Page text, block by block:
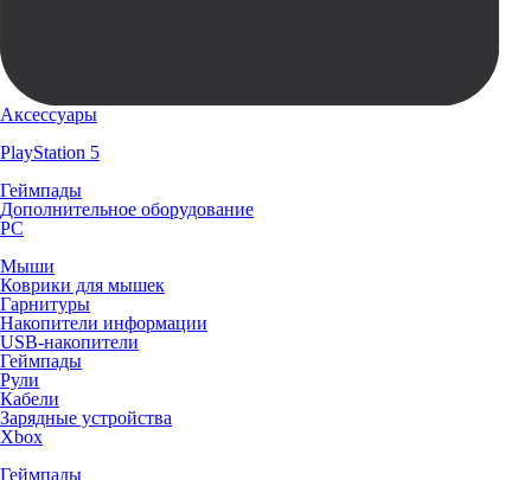
Аксессуары
PlayStation 5
Геймпады
Дополнительное оборудование
PC
Мыши
Коврики для мышек
Гарнитуры
Накопители информации
USB-накопители
Геймпады
Рули
Кабели
Зарядные устройства
Xbox
Геймпады